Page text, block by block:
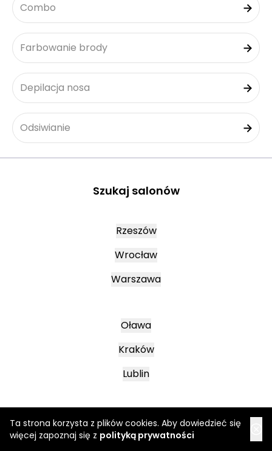
Ta strona korzysta z plików cookies. Aby dowiedzieć się
więcej zapoznaj się z polityką prywatności
Combo
Farbowanie brody
Depilacja nosa
Odsiwianie
Szukaj salonów
Rzeszów
Wrocław
Warszawa
Oława
Kraków
Lublin
Mielec
Leszno